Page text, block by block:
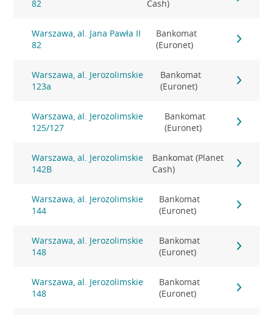
82 Cash)
Warszawa, al. Jana Pawła II
82
Bankomat
(Euronet)
Warszawa, al. Jerozolimskie
123a
Bankomat
(Euronet)
Warszawa, al. Jerozolimskie
125/127
Bankomat
(Euronet)
Warszawa, al. Jerozolimskie
142B
Bankomat (Planet
Cash)
Warszawa, al. Jerozolimskie
144
Bankomat
(Euronet)
Warszawa, al. Jerozolimskie
148
Bankomat
(Euronet)
Warszawa, al. Jerozolimskie
148
Bankomat
(Euronet)